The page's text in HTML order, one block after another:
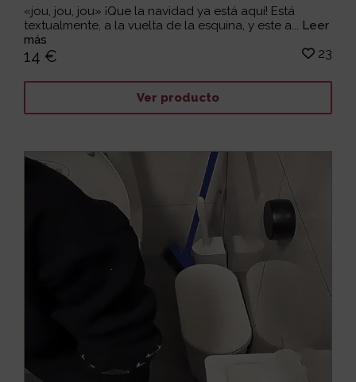
«jou, jou, jou» ¡Que la navidad ya está aquí! Está
textualmente, a la vuelta de la esquina, y este a... Leer
más
14 € 23
Ver producto